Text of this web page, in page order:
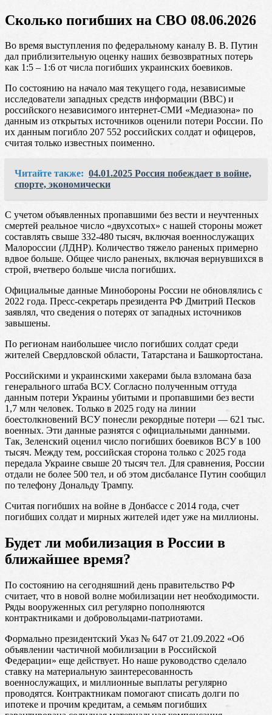
Сколько погибших на СВО 08.06.2026
Во время выступления по федеральному каналу В. В. Путин
дал приблизительную оценку наших безвозвратных потерь
как 1:5 – 1:6 от числа погибших украинских боевиков.
По состоянию на начало мая текущего года, независимые
исследователи западных средств информации (ВВС) и
российского независимого интернет-СМИ «Медиазона» по
данным из открытых источников оценили потери России. По
их данным погибло 207 552 российских солдат и офицеров,
считая только известных поименно.
Читайте также: 04.01.2025 Россия побеждает в войне,
спорте, экономически
С учетом объявленных пропавшими без вести и неучтенных
смертей реальное число «двухсотых» с нашей стороны может
составлять свыше 332-480 тысяч, включая военнослужащих
Малороссии (ЛДНР). Количество тяжело раненых примерно
вдвое больше. Общее число раненых, включая вернувшихся в
строй, вчетверо больше числа погибших.
Официальные данные Минобороны России не обновлялись с
2022 года. Пресс-секретарь президента РФ Дмитрий Песков
заявлял, что сведения о потерях от западных источников
завышены.
По регионам наибольшее число погибших солдат среди
жителей Свердловской области, Татарстана и Башкортостана.
Российскими и украинскими хакерами была взломана база
генерального штаба ВСУ. Согласно полученным оттуда
данным потери Украины убитыми и пропавшими без вести
1,7 млн человек. Только в 2025 году на линии
боестолкновений ВСУ понесли рекордные потери — 621 тыс.
военных. Эти данные разнятся с официальными данными.
Так, Зеленский оценил число погибших боевиков ВСУ в 100
тысяч. Между тем, российская сторона только с 2025 года
передала Украине свыше 20 тысяч тел. Для сравнения, России
отдали не более 500 тел, и об этом дисбалансе Путин сообщил
по телефону Дональду Трампу.
Считая погибших на войне в Донбассе с 2014 года, счет
погибших солдат и мирных жителей идет уже на миллионы.
Будет ли мобилизация в России в
ближайшее время?
По состоянию на сегодняшний день правительство РФ
считает, что в новой волне мобилизации нет необходимости.
Ряды вооруженных сил регулярно пополняются
контрактниками и добровольцами-патриотами.
Формально президентский Указ № 647 от 21.09.2022 «Об
объявлении частичной мобилизации в Российской
Федерации» еще действует. Но наше руководство сделало
ставку на материальную заинтересованность
военнослужащих, и миллионные выплаты регулярно
проводятся. Контрактникам помогают списать долги по
ипотеке и прочим кредитам, а семьям погибших